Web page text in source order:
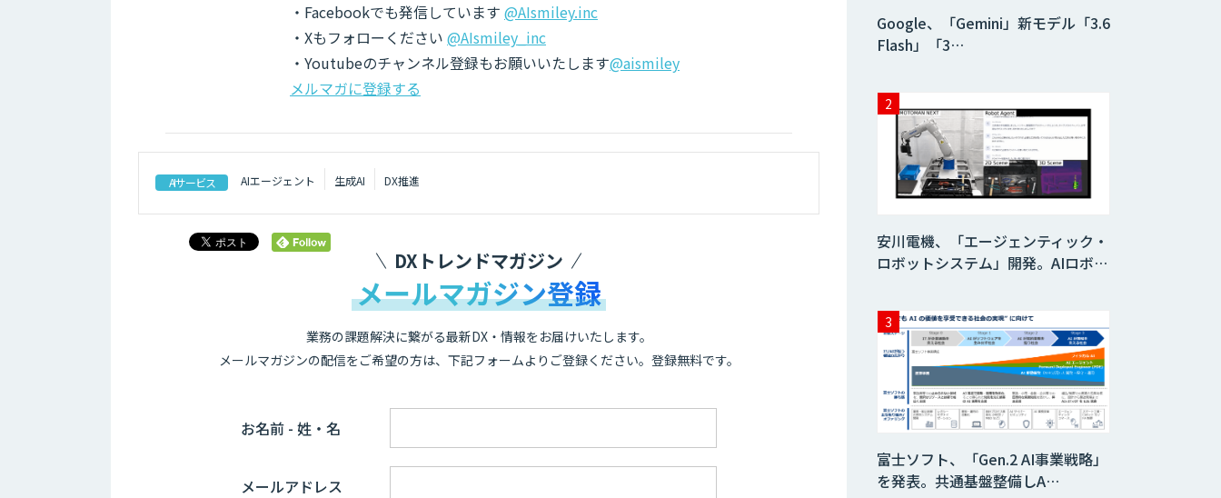
・Facebookでも発信しています @AIsmiley.inc
・Xもフォローください @AIsmiley_inc
・Youtubeのチャンネル登録もお願いいたします@aismiley
メルマガに登録する
AIサービス AIエージェント 生成AI DX推進
DXトレンドマガジン
メールマガジン登録
業務の課題解決に繋がる最新DX・情報をお届けいたします。
メールマガジンの配信をご希望の方は、下記フォームよりご登録ください。登録無料です。
お名前 - 姓・名
メールアドレス
imprai ezKotae
GPT-4
援サービス
生成AI活用 1day
ブートキャンプ
データ分析エージ
ェント
Google、「Gemini」新モデル「3.6
Flash」「3…
安川電機、「エージェンティック・
ロボットシステム」開発。AIロボ…
富士ソフト、「Gen.2 AI事業戦略」
を発表。共通基盤整備しA…